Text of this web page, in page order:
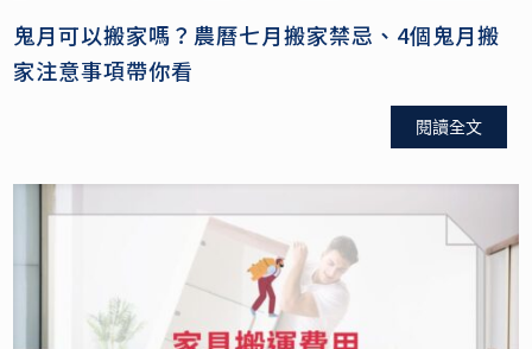
鬼月可以搬家嗎？農曆七月搬家禁忌、4個鬼月搬
家注意事項帶你看
閱讀全文